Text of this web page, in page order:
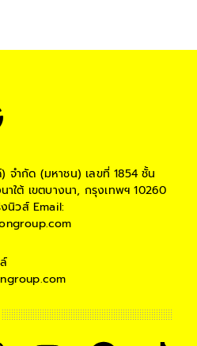
จำกัด (มหาชน) เลขที่ 1854 ชั้น
าใต้ เขตบางนา, กรุงเทพฯ 10260
นิวส์Email: